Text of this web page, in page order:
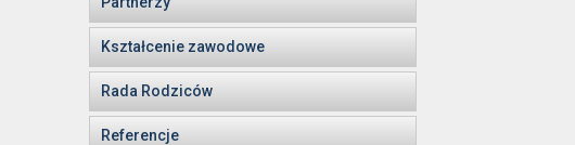
Kształcenie zawodowe
Rada Rodziców
Referencje